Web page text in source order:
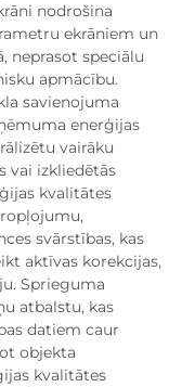
nodrošina
ekrāniem un
neprasot speciālu
apmācību.
savienojuma
enerģijas
vairāku
vai izkliedētās
kvalitātes
svārstības, kas
aktīvas korekcijas,
Sprieguma
atbalstu, kas
datiem caur
objekta
kvalitātes